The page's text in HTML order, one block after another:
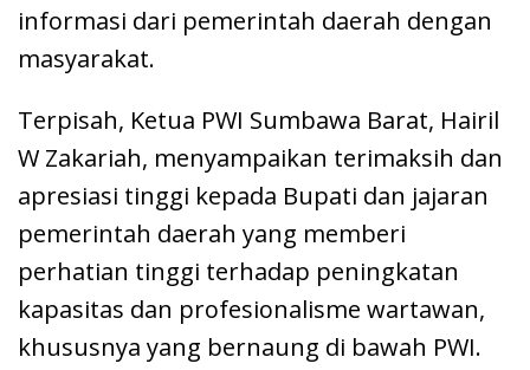
informasi dari pemerintah daerah dengan
masyarakat.
Terpisah, Ketua PWI Sumbawa Barat, Hairil
W Zakariah, menyampaikan terimaksih dan
apresiasi tinggi kepada Bupati dan jajaran
pemerintah daerah yang memberi
perhatian tinggi terhadap peningkatan
kapasitas dan profesionalisme wartawan,
khususnya yang bernaung di bawah PWI.